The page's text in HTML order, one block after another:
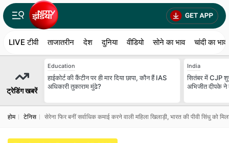
LIVE टीवी ताजातरीन देश दुनिया वीडियो सोने का भाव चांदी का भाव
ट्रेडिंग खबरें
Education
हाईकोर्ट की कैंटीन पर ही मार दिया छापा, कौन हैं IAS
अधिकारी तुकाराम मुंढे?
India
सितंबर में CJP
अभिजीत दीपके ने
होम टेनिस सेरेना फिर बनीं सर्वाधिक कमाई करने वाली महिला खिलाड़ी, भारत की पीवी सिंधु को